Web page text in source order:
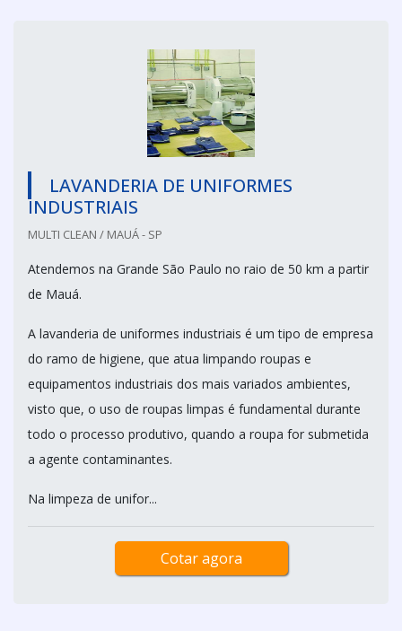
LAVANDERIA DE UNIFORMES
INDUSTRIAIS
MULTI CLEAN / MAUÁ - SP
Atendemos na Grande São Paulo no raio de 50 km a partir
de Mauá.
A lavanderia de uniformes industriais é um tipo de empresa
do ramo de higiene, que atua limpando roupas e
equipamentos industriais dos mais variados ambientes,
visto que, o uso de roupas limpas é fundamental durante
todo o processo produtivo, quando a roupa for submetida
a agente contaminantes.
Na limpeza de unifor...
Cotar agora